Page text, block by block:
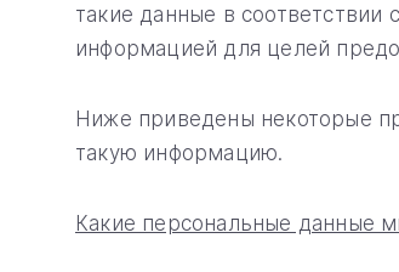
такие данные в
информацией для целей
Ниже приведены некоторые
такую информацию.
Какие персональные данные